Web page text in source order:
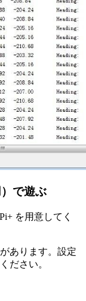
で遊ぶ
を用意してく
あります。設定
ださい。